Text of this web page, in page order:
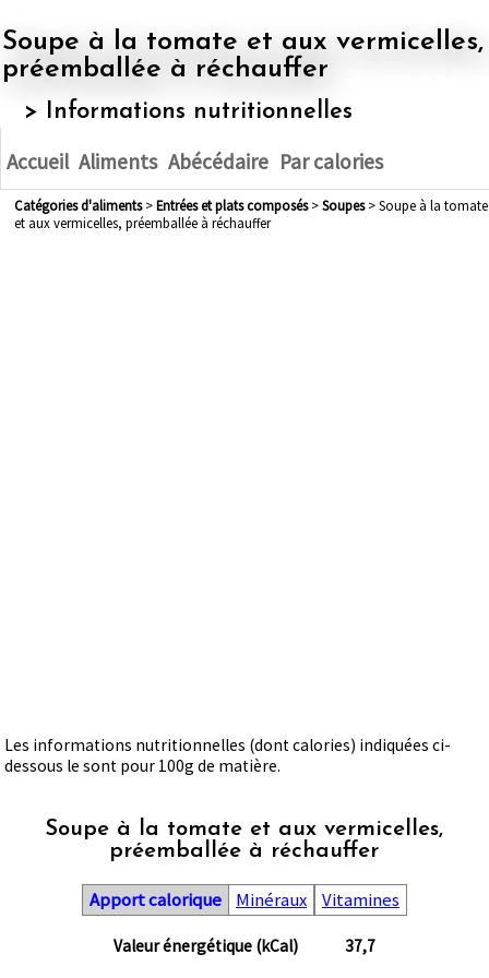
Soupe à la tomate et aux vermicelles,
préemballée à réchauffer
> Informations nutritionnelles
Accueil Aliments Abécédaire Par calories
Catégories d'aliments> entrées et plats composés> soupes> Soupe à la tomate
et aux vermicelles, préemballée à réchauffer
Les informations nutritionnelles (dont calories) indiquées ci-
dessous le sont pour 100g de matière.
Soupe à la tomate et aux vermicelles,
préemballée à réchauffer
Apport calorique Minéraux Vitamines
Valeur énergétique (kCal) 37,7